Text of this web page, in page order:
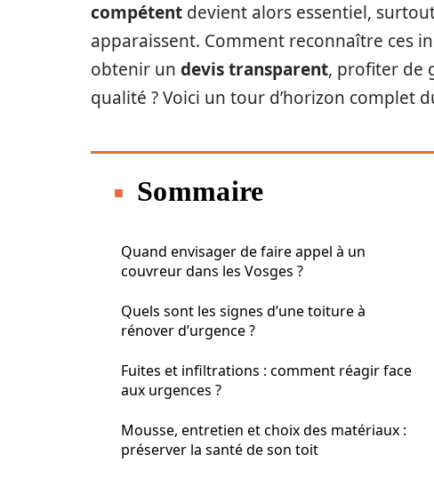
compétent devient alors essentiel,
apparaissent. Comment reconnaître ces
obtenir un devis transparent, profiter de
qualité ? Voici un tour d’horizon complet
Sommaire
Quand envisager de faire appel à un
couvreur dans les Vosges ?
Quels sont les signes d’une toiture à
rénover d’urgence ?
Fuites et infiltrations : comment réagir face
aux urgences ?
Mousse, entretien et choix des matériaux :
préserver la santé de son toit